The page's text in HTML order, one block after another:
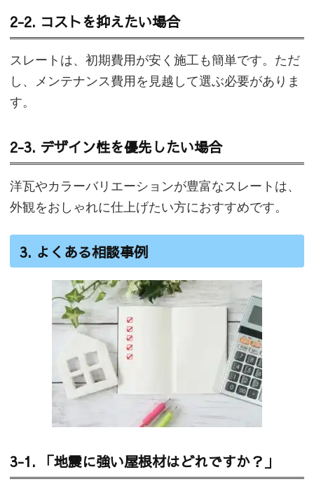
2-2. コストを抑えたい場合
スレートは、初期費用が安く施工も簡単です。ただ
し、メンテナンス費用を見越して選ぶ必要がありま
す。
2-3. デザイン性を優先したい場合
洋瓦やカラーバリエーションが豊富なスレートは、
外観をおしゃれに仕上げたい方におすすめです。
3. よくある相談事例
3-1. 「地震に強い屋根材はどれですか？」